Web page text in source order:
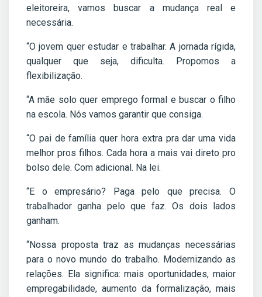
eleitoreira, vamos buscar a mudança real e
necessária.
“O jovem quer estudar e trabalhar. A jornada rígida,
qualquer que seja, dificulta. Propomos a
flexibilização.
“A mãe solo quer emprego formal e buscar o filho
na escola. Nós vamos garantir que consiga.
“O pai de família quer hora extra pra dar uma vida
melhor pros filhos. Cada hora a mais vai direto pro
bolso dele. Com adicional. Na lei.
“E o empresário? Paga pelo que precisa. O
trabalhador ganha pelo que faz. Os dois lados
ganham.
“Nossa proposta traz as mudanças necessárias
para o novo mundo do trabalho. Modernizando as
relações. Ela significa: mais oportunidades, maior
empregabilidade, aumento da formalização, mais